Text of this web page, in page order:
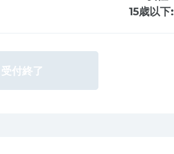
15歳以下:
受付終了